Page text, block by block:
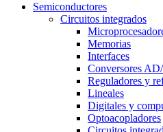
Semiconductores
Circuitos integrados
Memorias
Interfaces
Conversores
Reguladores y
Lineales
Digitales y
Optoacopladores